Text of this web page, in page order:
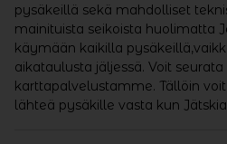
pysäkeillä sekä mahdolliset
mainituista seikoista huolimatta
käymään kaikilla
aikataulusta jäljessä. Voit
karttapalvelustamme. Tällöin
lähteä pysäkille vasta kun